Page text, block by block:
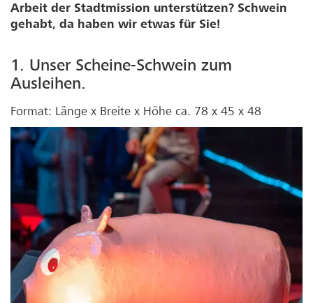
Arbeit der Stadtmission unterstützen? Schwein
gehabt, da haben wir etwas für Sie!
1. Unser Scheine-Schwein zum
Ausleihen.
Format: Länge x Breite x Höhe ca. 78 x 45 x 48